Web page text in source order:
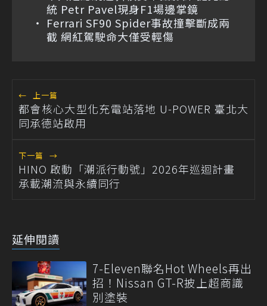
統 Petr Pavel現身F1場邊掌鏡
Ferrari SF90 Spider事故撞擊斷成兩
截 網紅駕駛命大僅受輕傷
← 上一篇
都會核心大型化充電站落地 U-POWER 臺北大
同承德站啟用
下一篇 →
HINO 啟動「潮派行動號」2026年巡迴計畫
承載潮流與永續同行
延伸閱讀
7-Eleven聯名Hot Wheels再出
招！Nissan GT-R披上超商識
別塗裝